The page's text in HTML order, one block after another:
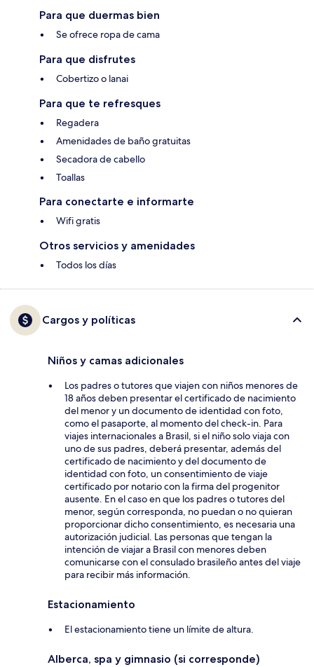
Para que duermas bien
Se ofrece ropa de cama
Para que disfrutes
Cobertizo o lanai
Para que te refresques
Regadera
Amenidades de baño gratuitas
Secadora de cabello
Toallas
Para conectarte e informarte
Wifi gratis
Otros servicios y amenidades
Todos los días
Cargos y políticas
Niños y camas adicionales
Los padres o tutores que viajen con niños menores de
18 años deben presentar el certificado de nacimiento
del menor y un documento de identidad con foto,
como el pasaporte, al momento del check-in. Para
viajes internacionales a Brasil, si el niño solo viaja con
uno de sus padres, deberá presentar, además del
certificado de nacimiento y del documento de
identidad con foto, un consentimiento de viaje
certificado por notario con la firma del progenitor
ausente. En el caso en que los padres o tutores del
menor, según corresponda, no puedan o no quieran
proporcionar dicho consentimiento, es necesaria una
autorización judicial. Las personas que tengan la
intención de viajar a Brasil con menores deben
comunicarse con el consulado brasileño antes del viaje
para recibir más información.
Estacionamiento
El estacionamiento tiene un límite de altura.
Alberca, spa y gimnasio (si corresponde)